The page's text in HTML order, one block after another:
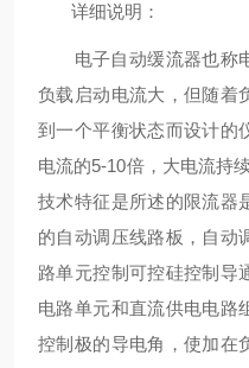
详细说明：
电子自动缓流器也称电
负载启动电流大，但随着
到一个平衡状态而设计的
电流的5-10倍，大电流持
技术特征是所述的限流器
的自动调压线路板，自动
路单元控制可控硅控制导
电路单元和直流供电电路
控制极的导电角，使加在